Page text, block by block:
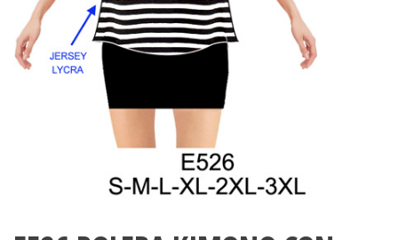
accumark ,
pdf , Moldes
Gerber ,
ropa,
Graduaciones,
Digitalización
Santiago-
Chile.